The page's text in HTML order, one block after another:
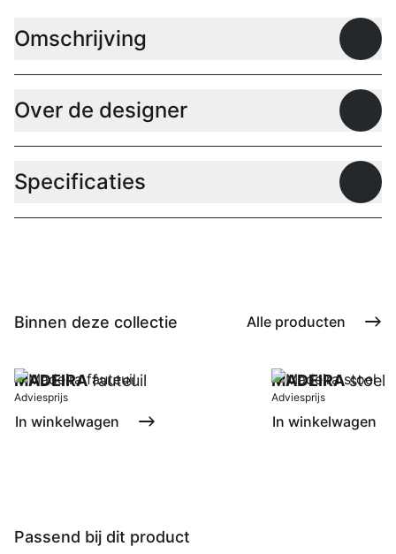
Taalkeuze
Omschrijving
Over de designer
Specificaties
Binnen deze collectie Alle producten
MADEIRAfauteuil
Adviesprijs
In winkelwagen
MADEIRAstoel
Adviesprijs
In winkelwagen
Passend bij dit product